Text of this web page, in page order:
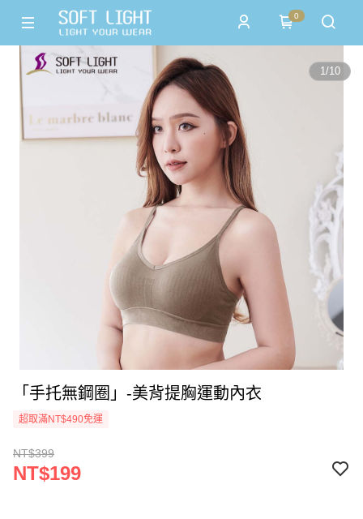
0
1/10
「手托無鋼圈」-美背提胸運動內衣
超取滿NT$490免運
NT$399
NT$199